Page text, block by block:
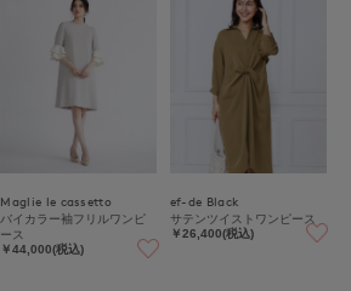
Maglie le cassetto
バイカラー袖フリルワンピ
ース
￥44,000(税込)
ef-de Black
サテンツイストワンピース
￥26,400(税込)